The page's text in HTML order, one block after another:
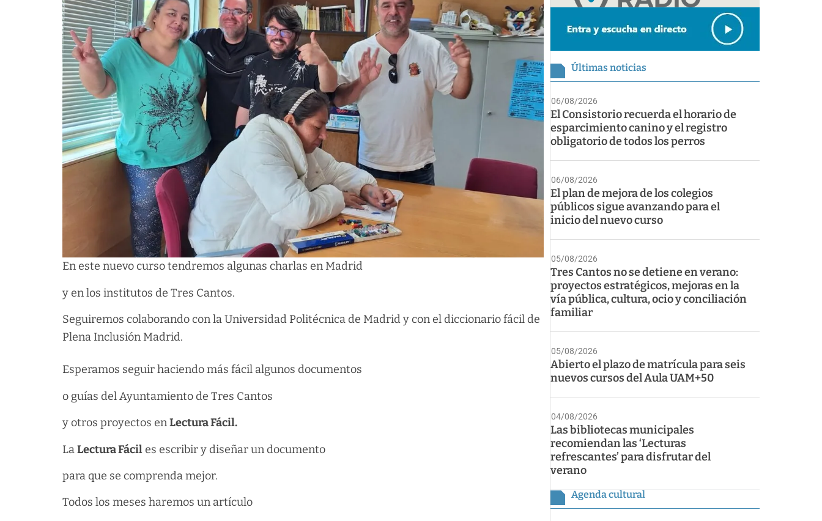
En este nuevo curso tendremos algunas charlas en Madrid
y en los institutos de Tres Cantos.
Seguiremos colaborando con la Universidad Politécnica de Madrid y con el diccionario fácil de
Plena Inclusión Madrid.
Esperamos seguir haciendo más fácil algunos documentos
o guías del Ayuntamiento de Tres Cantos
y otros proyectos enLectura Fácil.
LaLectura Fácil es escribir y diseñar un documento
para que se comprenda mejor.
Todos los meses haremos un artículo
Últimas noticias
06/08/2026
El Consistorio recuerda el horario de
esparcimiento canino y el registro
obligatorio de todos los perros
06/08/2026
El plan de mejora de los colegios
públicos sigue avanzando para el
inicio del nuevo curso
05/08/2026
Tres Cantos no se detiene en verano:
proyectos estratégicos, mejoras en la
vía pública, cultura, ocio y conciliación
familiar
05/08/2026
Abierto el plazo de matrícula para seis
nuevos cursos del Aula UAM+50
04/08/2026
Las bibliotecas municipales
recomiendan las ‘Lecturas
refrescantes’ para disfrutar del
verano
Agenda cultural